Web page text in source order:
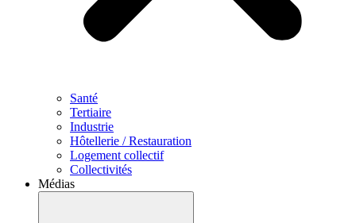
Santé
Tertiaire
Industrie
Hôtellerie / Restauration
Logement collectif
Collectivités
Médias